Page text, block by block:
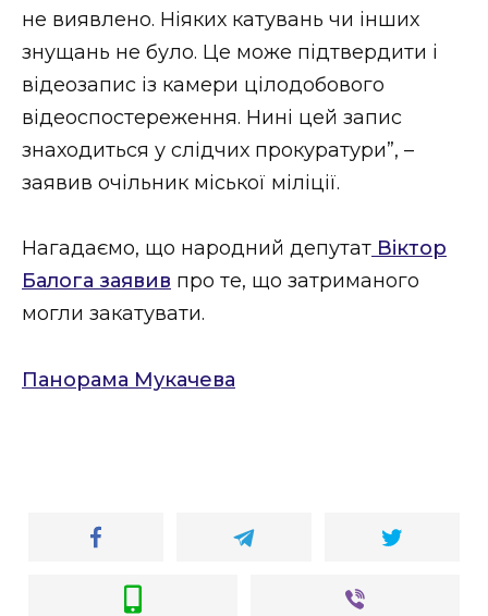
не виявлено. Ніяких катувань чи інших
знущань не було. Це може підтвердити і
відеозапис із камери цілодобового
відеоспостереження. Нині цей запис
знаходиться у слідчих прокуратури”, –
заявив очільник міської міліції.
Нагадаємо, що народний депутат Віктор
Балога заявив про те, що затриманого
могли закатувати.
Панорама Мукачева